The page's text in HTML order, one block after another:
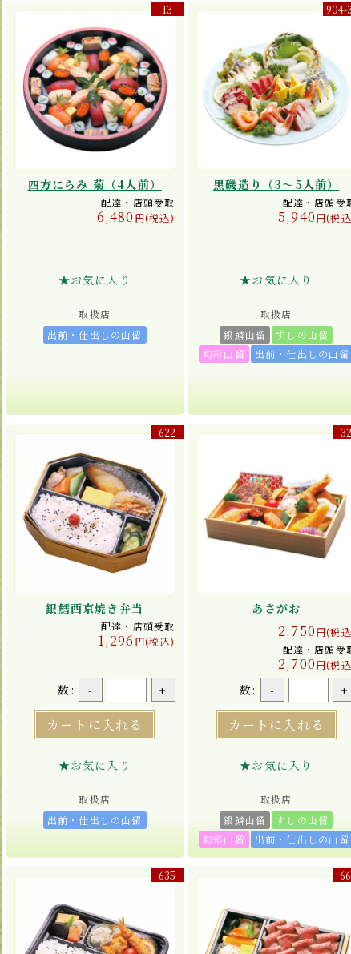
13
四方にらみ 菊（4人前）
配達・店頭受取
6,480 円(税込)
★お気に入り
取扱店
出前・仕出しの山留
904-
黒磯造り（3〜5人前）
配達・店頭受
5,940円(税
★お気に入り
取扱店
銀鱗山留
すしの山留
旬彩山留
出前・仕出しの山留
622
銀鱈西京焼き弁当
配達・店頭受取
1,296 円(税込)
数: - +
カートに入れる
★お気に入り
取扱店
出前・仕出しの山留
あさがお
2,750円(税
配達・店頭受
2,700円(税
数: - +
カートに入れる
★お気に入り
取扱店
銀鱗山留
すしの山留
旬彩山留
出前・仕出しの山留
635